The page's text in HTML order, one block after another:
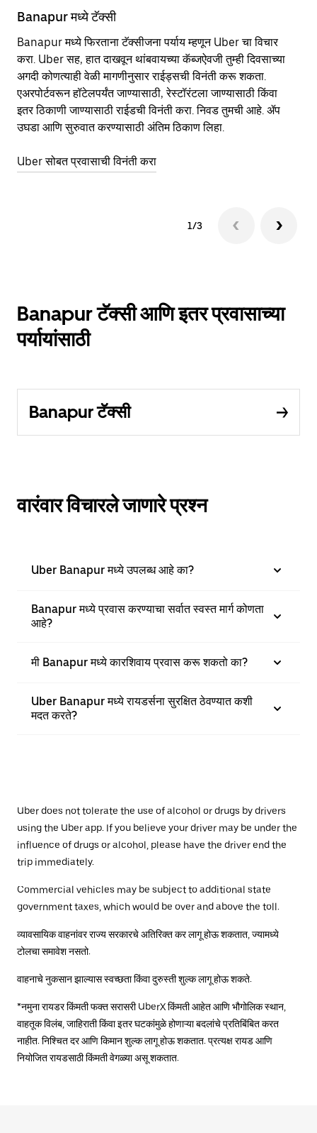
Banapur मध्ये टॅक्सी
Banapur मध्ये फिरताना टॅक्सीजना पर्याय म्हणून Uber चा विचार
करा. Uber सह, हात दाखवून थांबवायच्या कॅब्जऐवजी तुम्ही दिवसाच्या
अगदी कोणत्याही वेळी मागणीनुसार राईड्सची विनंती करू शकता.
एअरपोर्टवरून हॉटेलपर्यंत जाण्यासाठी, रेस्टॉरंटला जाण्यासाठी किंवा
इतर‍ ठिकाणी जाण्यासाठी राईडची विनंती करा. निवड तुमची आहे. ॲप
उघडा आणि सुरुवात करण्यासाठी अंतिम ठिकाण लिहा.
Uber सोबत प्रवासाची विनंती करा
1/3
Banapur टॅक्सी आणि इतर प्रवासाच्या
पर्यायांसाठी
Banapur टॅक्सी
वारंवार विचारले जाणारे प्रश्न
Uber Banapur मध्ये उपलब्ध आहे का?
Banapur मध्ये प्रवास करण्याचा सर्वात स्वस्त मार्ग कोणता
आहे?
मी Banapur मध्ये कारशिवाय प्रवास करू शकतो का?
Uber Banapur मध्ये रायडर्सना सुरक्षित ठेवण्यात कशी
मदत करते?
Uber does not tolerate the use of alcohol or drugs by drivers
using the Uber app. If you believe your driver may be under the
influence of drugs or alcohol, please have the driver end the
trip immediately.
Commercial vehicles may be subject to additional state
government taxes, which would be over and above the toll.
व्यावसायिक वाहनांवर राज्य सरकारचे अतिरिक्त कर लागू होऊ शकतात, ज्यामध्ये
टोलचा समावेश नसतो.
वाहनाचे नुकसान झाल्यास स्वच्छता किंवा दुरुस्ती शुल्क लागू होऊ शकते.
*नमुना रायडर किंमती फक्त सरासरी UberX किंमती आहेत आणि भौगोलिक स्थान,
वाहतूक विलंब, जाहिराती किंवा इतर घटकांमुळे होणाऱ्या बदलांचे प्रतिबिंबित करत
नाहीत. निश्चित दर आणि किमान शुल्क लागू होऊ शकतात. प्रत्यक्ष रायड आणि
नियोजित रायडसाठी किंमती वेगळ्या असू शकतात.